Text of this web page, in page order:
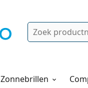
Zoek
Zonnebrillen